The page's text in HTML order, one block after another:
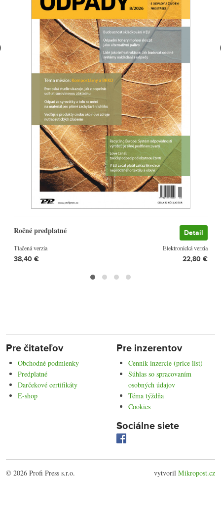
Ročné predplatné Detail
Tlačená verzia
38,40 €
Elektronická verzia
22,80 €
Pre čitateľov
Obchodné podmienky
Predplatné
Darčekové certifikáty
E-shop
Pre inzerentov
Cenník inzercie (price list)
Súhlas so spracovaním
osobných údajov
Téma týždňa
Cookies
Sociálne siete
© 2026 Profi Press s.r.o. vytvoril Mikropost.cz